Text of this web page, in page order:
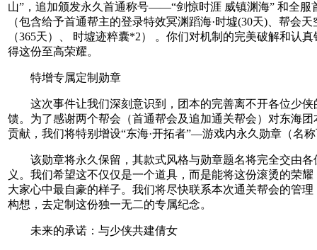
山”，追加颁发永久首通称号——“剑惊时涯 威镇渊海” 和全服
（包含给予首通帮主的登录特效冥渊蹈海·时墟(30天)、帮会天
（365天）、 时墟迹粹囊*2） 。你们对机制的完美破解和认
得这份至高荣耀。
特增专属定制勋章
这次事件让我们深刻意识到，团本的完善离不开各位少侠
馈。为了感谢两个帮会（首通帮会及追加通关帮会）对东海团
贡献，我们将特别增设“东海·开拓者”—游戏内永久勋章（名
该勋章将永久保留，其款式风格与勋章题名将完全交由各
义。我们希望这不仅仅是一个道具，而是能将这份滚烫的荣
大家心中最自豪的样子。我们将尽快联系本次通关帮会的管理
构想，去定制这份独一无二的专属纪念。
未来的承诺：与少侠共建倩女